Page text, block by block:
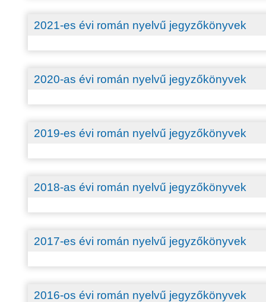
2021-es évi román nyelvű jegyzőkönyvek
2020-as évi román nyelvű jegyzőkönyvek
2019-es évi román nyelvű jegyzőkönyvek
2018-as évi román nyelvű jegyzőkönyvek
2017-es évi román nyelvű jegyzőkönyvek
2016-os évi román nyelvű jegyzőkönyvek